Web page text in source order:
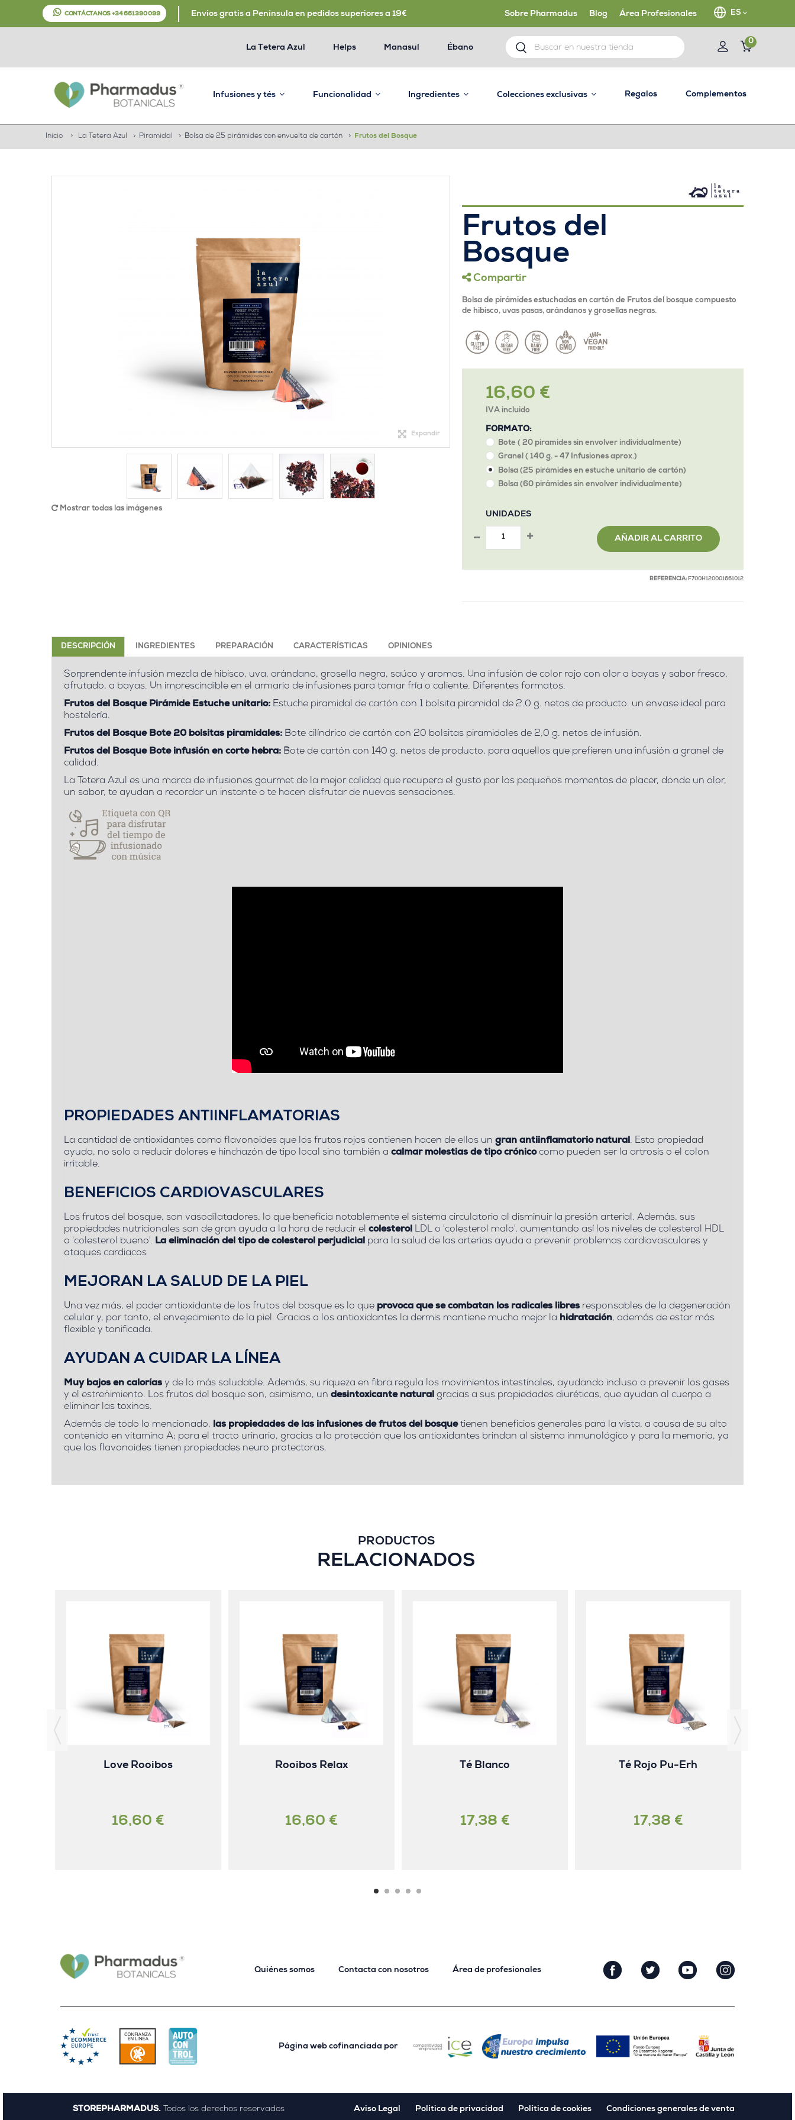
ES
CONTÁCTANOS +34 661 390 099 Envíos gratis a Península en pedidos superiores a 19€ Sobre Pharmadus Blog Área Profesionales
0
La Tetera Azul Helps Manasul Ébano
Infusiones y tés Funcionalidad Ingredientes Colecciones exclusivas Regalos Complementos
Inicio > La Tetera Azul > Piramidal > Bolsa de 25 pirámides con envuelta de cartón > Frutos del Bosque
Expandir
Mostrar todas las imágenes
Frutos del
Bosque
Compartir
Bolsa de pirámides estuchadas en cartón de Frutos del bosque compuesto
de hibisco, uvas pasas, arándanos y grosellas negras.
16,60 €
IVA incluido
FORMATO:
Bote ( 20 piramides sin envolver individualmente)
Granel ( 140 g. - 47 Infusiones aprox.)
Bolsa (25 pirámides en estuche unitario de cartón)
Bolsa (60 pirámides sin envolver individualmente)
UNIDADES
AÑADIR AL CARRITO
REFERENCIA: F700H120001661012
DESCRIPCIÓN INGREDIENTES PREPARACIÓN CARACTERÍSTICAS OPINIONES
Sorprendente infusión mezcla de hibisco, uva, arándano, grosella negra, saúco y aromas. Una infusión de color rojo con olor a bayas y sabor fresco,
afrutado, a bayas. Un imprescindible en el armario de infusiones para tomar fría o caliente. Diferentes formatos.
Frutos del Bosque Pirámide Estuche unitario: Estuche piramidal de cartón con 1 bolsita piramidal de 2.0 g. netos de producto. un envase ideal para
hostelería.
Frutos del Bosque Bote 20 bolsitas piramidales: Bote cilíndrico de cartón con 20 bolsitas piramidales de 2,0 g. netos de infusión.
Frutos del Bosque Bote infusión en corte hebra: Bote de cartón con 140 g. netos de producto, para aquellos que prefieren una infusión a granel de
calidad.
La Tetera Azul es una marca de infusiones gourmet de la mejor calidad que recupera el gusto por los pequeños momentos de placer, donde un olor,
un sabor, te ayudan a recordar un instante o te hacen disfrutar de nuevas sensaciones.
PROPIEDADES ANTIINFLAMATORIAS
La cantidad de antioxidantes como flavonoides que los frutos rojos contienen hacen de ellos un gran antiinflamatorio natural. Esta propiedad
ayuda, no solo a reducir dolores e hinchazón de tipo local sino también a calmar molestias de tipo crónicocomo pueden ser la artrosis o el colon
irritable.
BENEFICIOS CARDIOVASCULARES
Los frutos del bosque, son vasodilatadores, lo que beneficia notablemente el sistema circulatorio al disminuir la presión arterial. Además, sus
propiedades nutricionales son de gran ayuda a la hora de reducir el colesterol LDL o 'colesterol malo', aumentando así los niveles de colesterol HDL
o 'colesterol bueno'. La eliminación del tipo de colesterol perjudicial para la salud de las arterias ayuda a prevenir problemas cardiovasculares y
ataques cardiacos
MEJORAN LA SALUD DE LA PIEL
Una vez más, el poder antioxidante de los frutos del bosque es lo que provoca que se combatan los radicales libres responsables de la degeneración
celular y, por tanto, el envejecimiento de la piel. Gracias a los antioxidantes la dermis mantiene mucho mejor la hidratación, además de estar más
flexible y tonificada.
AYUDAN A CUIDAR LA LÍNEA
Muy bajos en calorías y de lo más saludable. Además, su riqueza en fibra regula los movimientos intestinales, ayudando incluso a prevenir los gases
y el estreñimiento. Los frutos del bosque son, asimismo, un desintoxicante natural gracias a sus propiedades diuréticas, que ayudan al cuerpo a
eliminar las toxinas.
Además de todo lo mencionado, las propiedades de las infusiones de frutos del bosquetienen beneficios generales para la vista, a causa de su alto
contenido en vitamina A; para el tracto urinario, gracias a la protección que los antioxidantes brindan al sistema inmunológico y para la memoria, ya
que los flavonoides tienen propiedades neuro protectoras.
PRODUCTOS
RELACIONADOS
Love Rooibos
16,60 €
Rooibos Relax
16,60 €
Té Blanco
17,38 €
Té Rojo Pu-Erh
17,38 €
Quiénes somos Contacta con nosotros Área de profesionales
Página web cofinanciada por
STOREPHARMADUS.Todos los derechos reservados Aviso Legal Política de privacidad Política de cookies Condiciones generales de venta